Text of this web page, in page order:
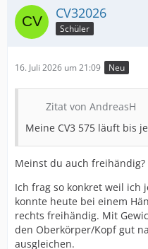
CV32026
Schüler
16. Juli 2026 um 21:09 Neu
Zitat von AndreasH
Meine CV3 575 läuft bis
Meinst du auch freihändig?
Ich frag so konkret weil ich
konnte heute bei einem
rechts freihändig. Mit
den Oberkörper/Kopf gut
ausgleichen.